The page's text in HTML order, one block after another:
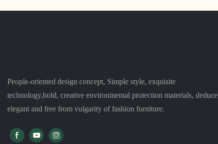
People-oriented design concept, Simple style, exquisite
technology,bold, creative environmental protection materials, deduce
elegant and free from vulgarity of fashion furniture.